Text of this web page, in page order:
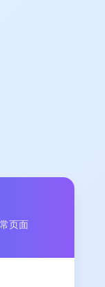
页面